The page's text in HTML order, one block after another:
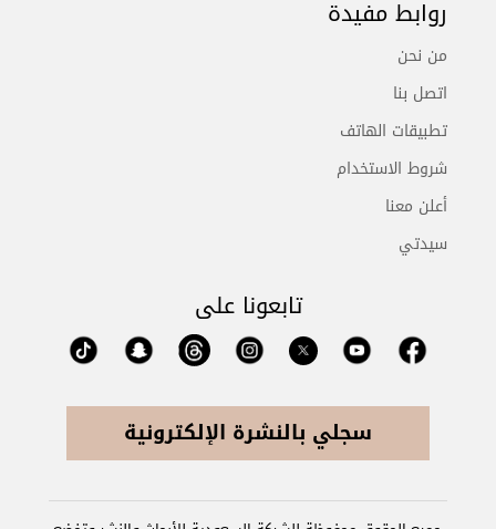
روابط مفيدة
من نحن
اتصل بنا
تطبيقات الهاتف
شروط الاستخدام
أعلن معنا
سيدتي
تابعونا على
سجلي بالنشرة الإلكترونية